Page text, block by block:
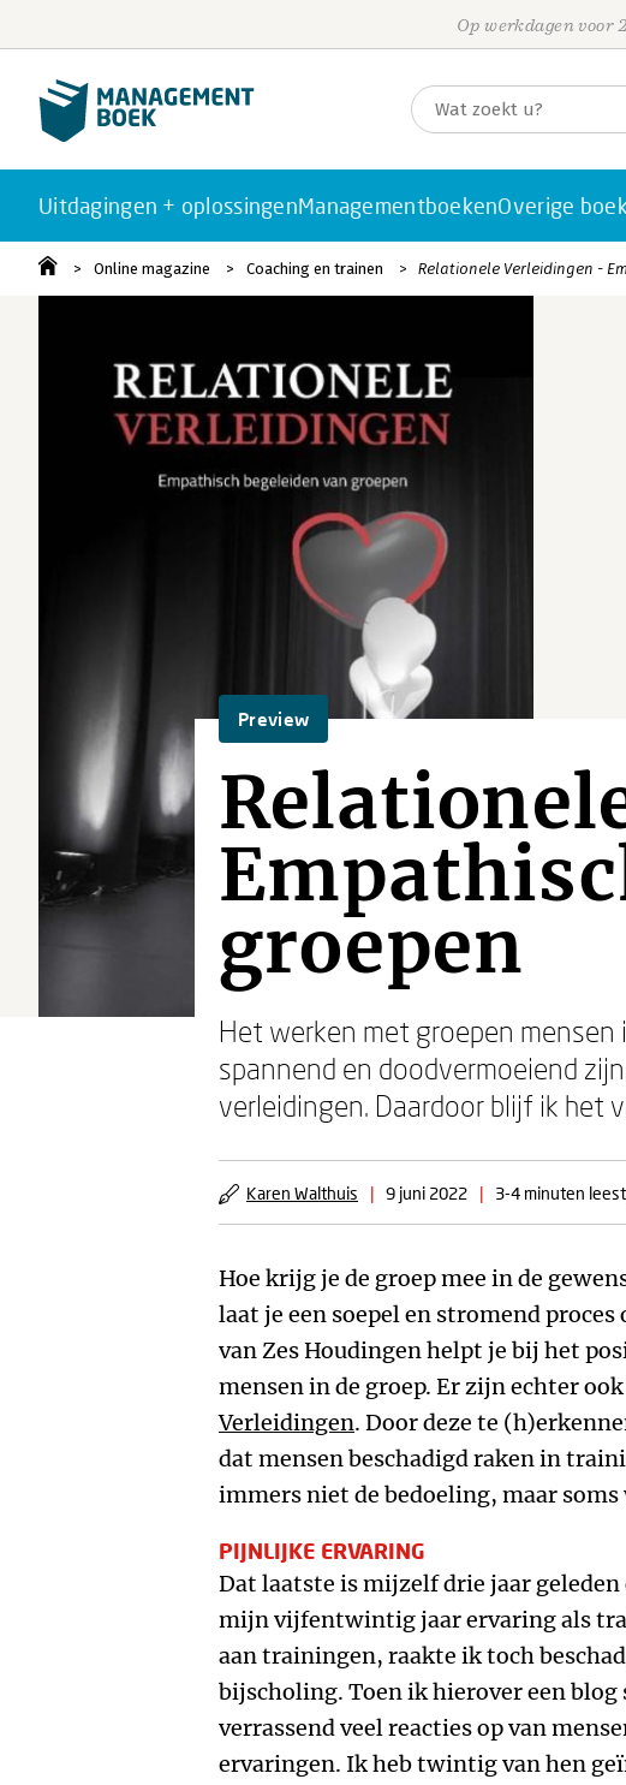
Op werkdagen voor
Uitdagingen + oplossingenManagementboekenOverige
Online magazine Coaching en trainen Relationele Verleidingen -
Preview
groepen
Het werken met groepen
spannend en doodvermoeiend
verleidingen. Daardoor blijf ik het
Karen Walthuis | 9 juni 2022 | 3-4 minuten
Hoe krijg je de groep mee in de
laat je een soepel en stromend
van Zes Houdingen helpt je bij het
mensen in de groep. Er zijn echter
Verleidingen. Door deze te
dat mensen beschadigd raken in
immers niet de bedoeling, maar
PIJNLIJKE ERVARING
Dat laatste is mijzelf drie jaar
mijn vijfentwintig jaar ervaring als
aan trainingen, raakte ik toch
bijscholing. Toen ik hierover een blog
verrassend veel reacties op van
ervaringen. Ik heb twintig van hen